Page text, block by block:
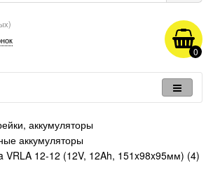
0
аккумуляторы
аккумуляторы
VRLA 12-12 (12V, 12Ah, 151x98x95мм) (4)